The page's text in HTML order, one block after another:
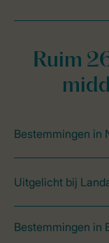
Ruim
Bestemmingen in
Uitgelicht bij
Bestemmingen in